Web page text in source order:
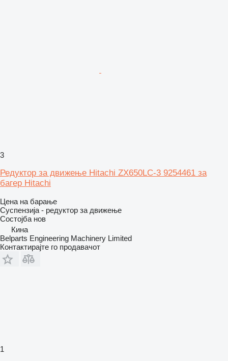
3
Редуктор за движење Hitachi ZX650LC-3 9254461 за
багер Hitachi
Цена на барање
Суспензија - редуктор за движење
Состојба нов
Кина
Belparts Engineering Machinery Limited
Контактирајте го продавачот
1